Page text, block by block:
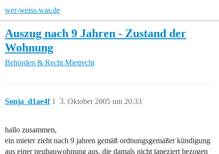
wer-weiss-was.de
Auszug nach 9 Jahren - Zustand der
Wohnung
Behörden & Recht Mietrecht
Sonja_d1ae4f 3. Oktober 2005 um 20:33
1
hallo zusammen,
ein mieter zieht nach 9 jahren gemäß ordnungsgemäßer kündigung
aus einer neubauwohnung aus, die damals nicht tapeziert bezogen